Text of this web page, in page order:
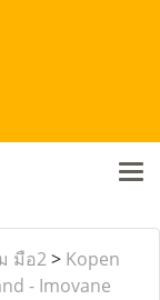
มือ2> Kopen
- Imovane